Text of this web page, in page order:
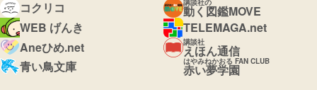
コクリコ
動く図鑑MOVE
WEB げんき
TELEMAGA.net
Aneひめ.net
講談社
えほん通信
青い鳥文庫
はやみねかおる FAN CLUB
赤い夢学園